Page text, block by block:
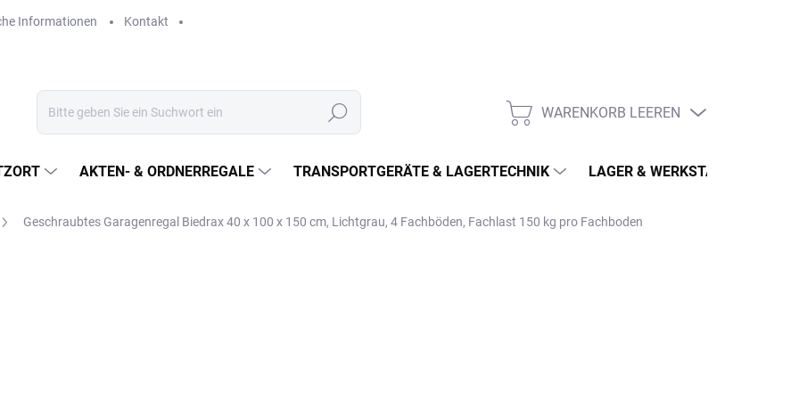
Informationen Kontakt
Suchen WARENKORB
WARENKORB LEEREN
AKTEN- & ORDNERREGALE TRANSPORTGERÄTE & LAGERTECHNIK LAGER & WERKSTATT
Geschraubtes Garagenregal Biedrax 40 x 100 x 150 cm, Lichtgrau, 4 Fachböden, Fachlast 150 kg pro Fachboden